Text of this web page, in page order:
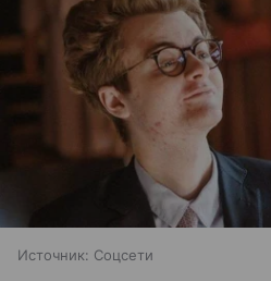
Источник: Соцсети